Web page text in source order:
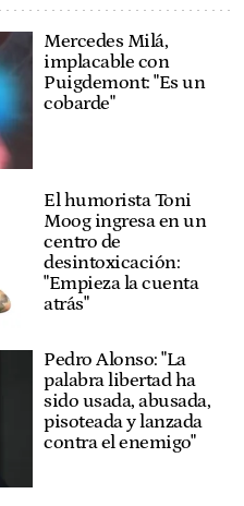
Mercedes Milá,
implacable con
Puigdemont: "Es un
cobarde"
El humorista Toni
Moog ingresa en un
centro de
desintoxicación:
"Empieza la cuenta
atrás"
Pedro Alonso: "La
palabra libertad ha
sido usada, abusada,
pisoteada y lanzada
contra el enemigo"